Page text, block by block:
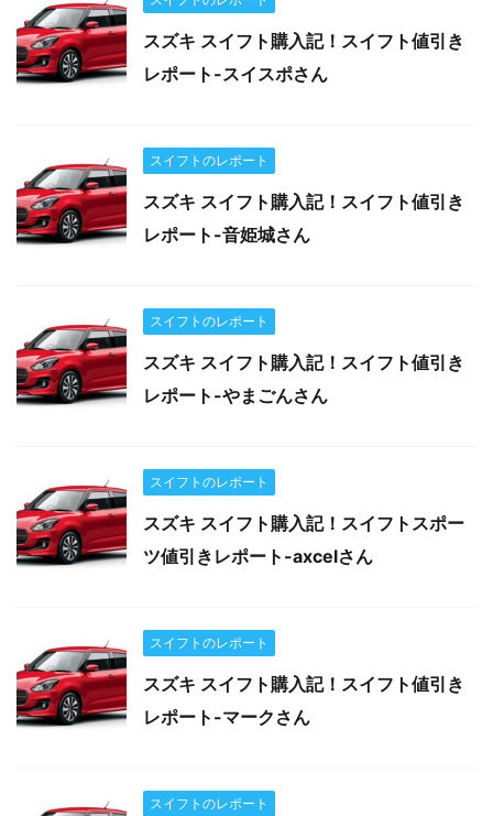
スズキ スイフト購入記！スイフト値引き
レポート-スイスポさん
スイフトのレポート
スズキ スイフト購入記！スイフト値引き
レポート-音姫城さん
スイフトのレポート
スズキ スイフト購入記！スイフト値引き
レポート-やまごんさん
スイフトのレポート
スズキ スイフト購入記！スイフトスポー
ツ値引きレポート-axcelさん
スイフトのレポート
スズキ スイフト購入記！スイフト値引き
レポート-マークさん
スイフトのレポート